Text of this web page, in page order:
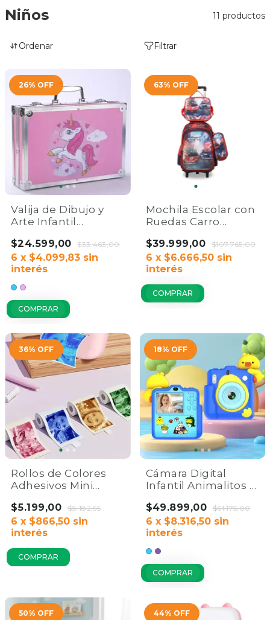
Niños 11 productos
Ordenar Filtrar
26% OFF
Valija de Dibujo y
Arte Infantil
145 Piezas
$24.599,00 $33.463,00
6 x $4.099,83 sin
interés
COMPRAR
63% OFF
Mochila Escolar con
Ruedas Carro
Infantil
$39.999,00 $107.765,00
6 x $6.666,50 sin
interés
COMPRAR
36% OFF
Rollos de Colores
Adhesivos Mini
Portátil x4 | Home
Co.
$5.199,00 $8.182,55
6 x $866,50 sin
interés
18% OFF
Cámara Digital
Infantil Animalitos |
Impresión
Instantánea
$49.899,00 $61.175,00
6 x $8.316,50 sin
interés
COMPRAR
50% OFF 44% OFF